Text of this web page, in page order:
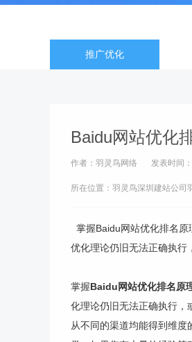
推广优化
Baidu网站优化
作者：羽灵鸟网络 发表时间
所在位置：羽灵鸟深圳建站公司
掌握Baidu网站优化排名
优化理论仍旧无法正确执
掌握Baidu网站优化排名原
化理论仍旧无法正确执行，
从不同的渠道均能得到维